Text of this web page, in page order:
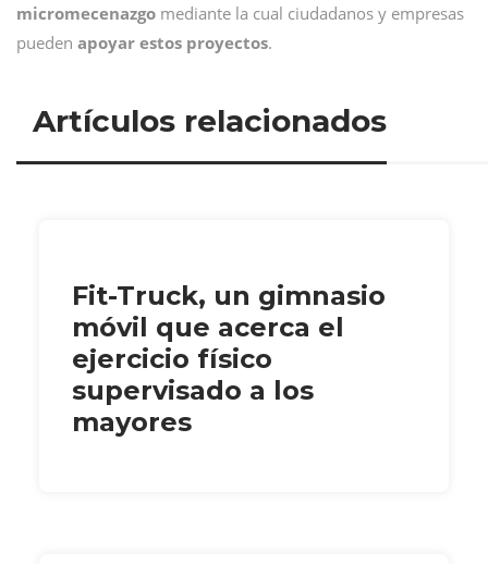
micromecenazgo mediante la cual ciudadanos y empresas
pueden apoyar estos proyectos.
Artículos relacionados
Fit-Truck, un gimnasio
móvil que acerca el
ejercicio físico
supervisado a los
mayores